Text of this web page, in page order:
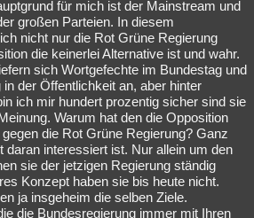
Allmystery English
Alle Neue Geschlossen
für mich ist der Mainstream und
großen Parteien. In diesem
nicht nur die Rot Grüne Regierung
die keinerlei Alternative ist und wahr.
sich Wortgefechte im Bundestag und
der Öffentlichkeit an, aber hinter
ich mir hundert prozentig sicher sind sie
Warum hat den die Opposition
die Rot Grüne Regierung? Ganz
daran interessiert ist. Nur allein um den
sie der jetzigen Regierung ständig
Konzept haben sie bis heute nicht.
ja insgeheim die selben Ziele.
die Bundesregierung immer mit Ihren